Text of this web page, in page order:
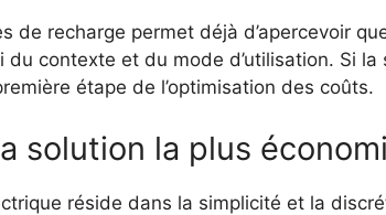
de recharge permet déjà d’apercevoir
contexte et du mode d’utilisation. Si
étape de l’optimisation des coûts.
solution la plus
réside dans la simplicité et la